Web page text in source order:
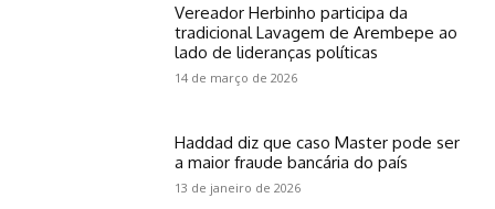
Vereador Herbinho participa da
tradicional Lavagem de Arembepe ao
lado de lideranças políticas
14 de março de 2026
Haddad diz que caso Master pode ser
a maior fraude bancária do país
13 de janeiro de 2026